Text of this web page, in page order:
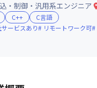
・制御・汎用系エンジニア
C++
C言語
サービスあり
リモートワーク可